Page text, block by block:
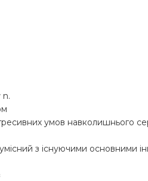
n.
умов навколишнього
з існуючими основними